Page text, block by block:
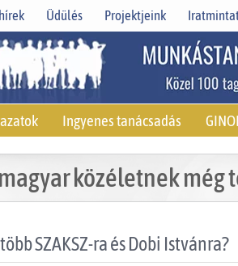
Üdülés Projektjeink
Ingyenes tanácsadás
közéletnek még
SZAKSZ-ra és Dobi Istvánra?